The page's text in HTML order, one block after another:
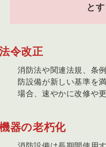
と
令改正
消防法や関連法規、条
防設備が新しい基準を
場合、速やかに改修や
器の老朽化